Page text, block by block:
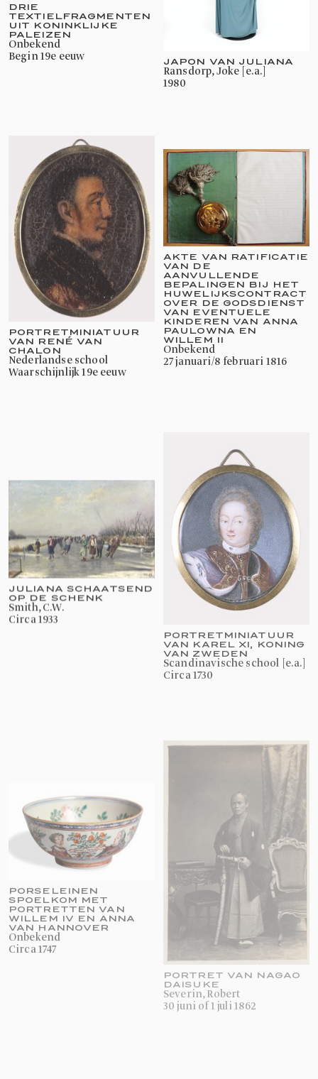
DRIE
TEXTIELFRAGMENTEN
UIT KONINKLIJKE
PALEIZEN
onbekend
begin 19e eeuw
JAPON VAN JULIANA
Ransdorp, Joke [e.a.]
1980
PORTRETMINIATUUR
VAN RENÉ VAN
CHALON
Nederlandse school
waarschijnlijk 19e eeuw
AKTE VAN RATIFICATIE
VAN DE
AANVULLENDE
BEPALINGEN BIJ HET
HUWELIJKSCONTRACT
OVER DE GODSDIENST
VAN EVENTUELE
KINDEREN VAN ANNA
PAULOWNA EN
WILLEM II
onbekend
27 januari/8 februari 1816
JULIANA SCHAATSEND
OP DE SCHENK
Smith, C.W.
Circa 1933
VAN KAREL XI, KONING
VAN ZWEDEN
Scandinavische school [e.a.]
circa 1730
SPOELKOM MET
PORTRETTEN VAN
WILLEM IV EN ANNA
VAN HANNOVER
onbekend
circa 1747
DAISUKE
Severin, Robert
30 juni of 1 juli 1862